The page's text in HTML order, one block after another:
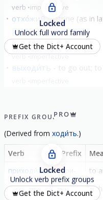
verb imperfective
отхо́жий latrine (as in
adjective
уходи́ть leave
verb imperfective
выходи́ть
Locked
Unlock full word family
Get the Dict+ Account
PREFIX GROUPPRO
(Derived from ходи́ть.)
Verb Prefix
приходи́ть
при-
to
приходи́ться
при- to
Locked
Unlock verb prefix groups
Get the Dict+ Account